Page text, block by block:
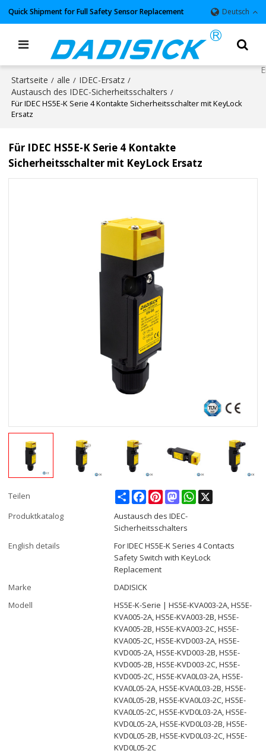
Quick Shipment for Full Safety Sensor Replacement Deutsch
Startseite / alle / IDEC-Ersatz /
Austausch des IDEC-Sicherheitsschalters /
Für IDEC HS5E-K Serie 4 Kontakte Sicherheitsschalter mit KeyLock
Ersatz
Für IDEC HS5E-K Serie 4 Kontakte
Sicherheitsschalter mit KeyLock Ersatz
Teilen ShareFacebookPinterestMastodonWhatsApp
Produktkatalog
Austausch des IDEC-
Sicherheitsschalters
English details
For IDEC HS5E-K Series 4 Contacts
Safety Switch with KeyLock
Replacement
Marke
DADISICK
Modell
HS5E-K-Serie | HS5E-KVA003-2A, HS5E-
KVA005-2A, HS5E-KVA003-2B, HS5E-
KVA005-2B, HS5E-KVA003-2C, HS5E-
KVA005-2C, HS5E-KVD003-2A, HS5E-
KVD005-2A, HS5E-KVD003-2B, HS5E-
KVD005-2B, HS5E-KVD003-2C, HS5E-
KVD005-2C, HS5E-KVA0L03-2A, HS5E-
KVA0L05-2A, HS5E-KVA0L03-2B, HS5E-
KVA0L05-2B, HS5E-KVA0L03-2C, HS5E-
KVA0L05-2C, HS5E-KVD0L03-2A, HS5E-
KVD0L05-2A, HS5E-KVD0L03-2B, HS5E-
KVD0L05-2B, HS5E-KVD0L03-2C, HS5E-
KVD0L05-2C